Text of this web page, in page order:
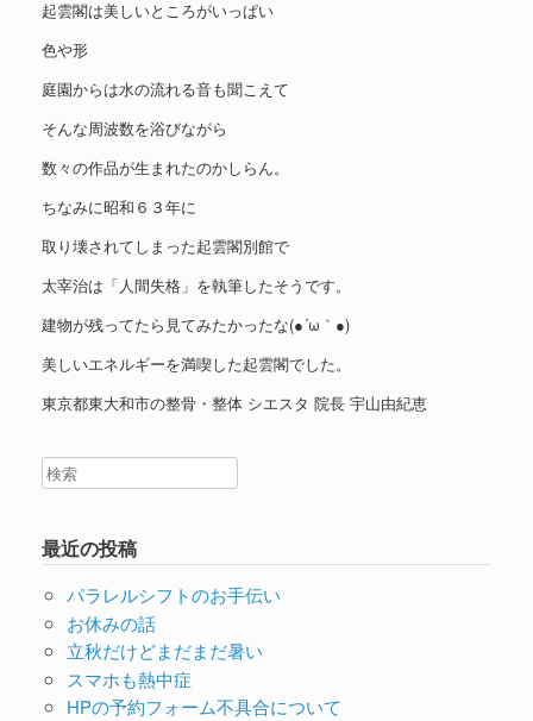
起雲閣は美しいところがいっぱい
色や形
庭園からは水の流れる音も聞こえて
そんな周波数を浴びながら
数々の作品が生まれたのかしらん。
ちなみに昭和６３年に
取り壊されてしまった起雲閣別館で
太宰治は「人間失格」を執筆したそうです。
建物が残ってたら見てみたかったな(●´ω｀●)
美しいエネルギーを満喫した起雲閣でした。
東京都東大和市の整骨・整体 シエスタ 院長 宇山由紀恵
最近の投稿
パラレルシフトのお手伝い
お休みの話
立秋だけどまだまだ暑い
スマホも熱中症
HPの予約フォーム不具合について